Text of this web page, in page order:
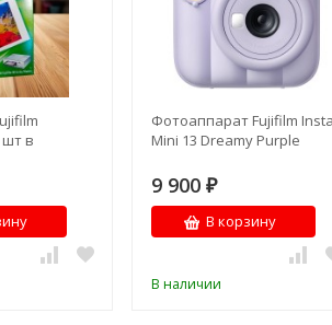
шт в
Фотоаппарат Fujifilm
Mini 13 Dreamy Purple
9 900 ₽
В корзину
В наличии